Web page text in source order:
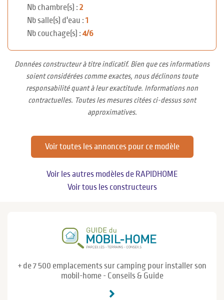
Nb chambre(s) : 2
Nb salle(s) d'eau : 1
Nb couchage(s) : 4/6
Données constructeur à titre indicatif. Bien que ces informations
soient considérées comme exactes, nous déclinons toute
responsabilité quant à leur exactitude. Informations non
contractuelles. Toutes les mesures citées ci-dessus sont
approximatives.
Voir toutes les annonces pour ce modèle
Voir les autres modèles de RAPIDHOME
Voir tous les constructeurs
+ de 7 500 emplacements sur camping pour installer son
mobil-home - Conseils & Guide